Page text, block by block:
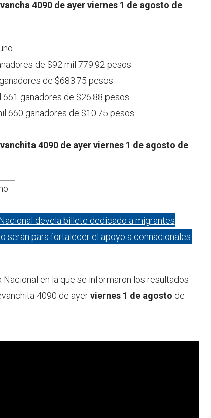
4090 de ayer viernes 1 de agosto de
de $92 mil 779.92 pesos
de $683.75 pesos
ganadores de $26.88 pesos
660 ganadores de $10.75 pesos
4090 de ayer viernes 1 de agosto de
devela billete dedicado a migrantes
serán para fortalecer el apoyo a connacionales:
en la que se informaron los resultados
4090 de ayerviernes 1 de agosto de